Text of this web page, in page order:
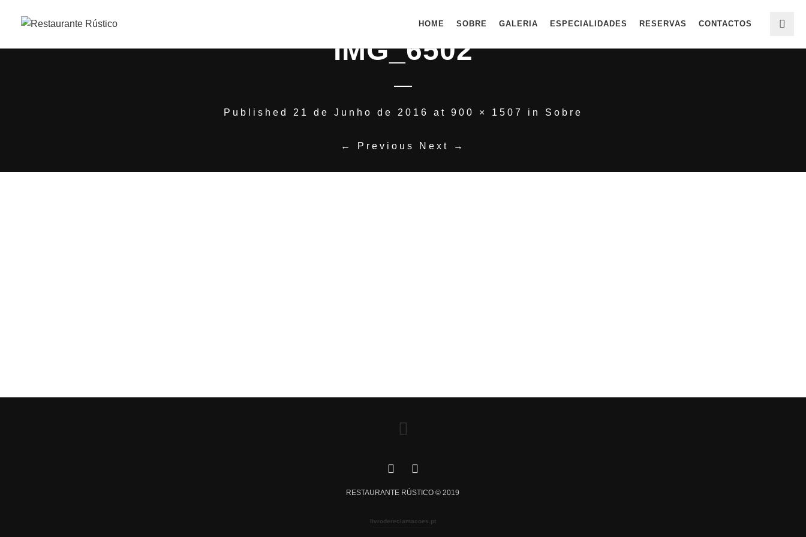
HOME SOBRE GALERIA ESPECIALIDADES RESERVAS CONTACTOS
IMG_6502
Published 21 de Junho de 2016 at 900 × 1507 in Sobre
← Previous Next →
RESTAURANTE RÚSTICO © 2019
livrodereclamacoes.pt